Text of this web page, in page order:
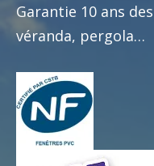
Garantie 10 ans
véranda, pergola…